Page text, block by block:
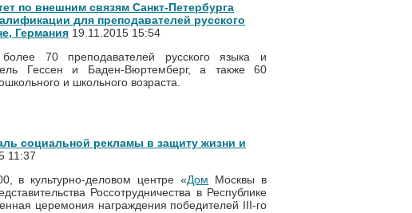
по внешним связям Санкт-Петербурга
для преподавателей русского
Германия 19.11.2015 15:54
70 преподавателей русского языка и
Гессен и Баден-Вюртемберг, а также 60
и школьного возраста.
социальной рекламы в защиту жизни и
11:37
в культурно-деловом центре «Дом Москвы в
Россотрудничества в Республике
церемония награждения победителей III-го